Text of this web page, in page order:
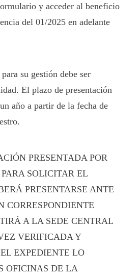
y acceder al beneficio
del 01/2025 en adelante
su gestión debe ser
El plazo de presentación
año a partir de la fecha de
PRESENTADA POR
SOLICITAR EL
PRESENTARSE ANTE
CORRESPONDIENTE
A LA SEDE CENTRAL
VERIFICADA Y
EXPEDIENTE LO
OFICINAS DE LA